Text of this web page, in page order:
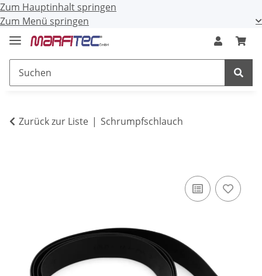
Zum Hauptinhalt springen
Zum Menü springen
Zurück zur Liste Schrumpfschlauch